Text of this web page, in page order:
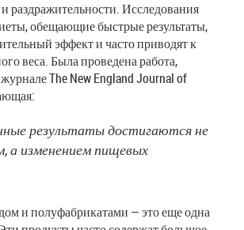
и раздражительности. Исследования
обещающие быстрые результаты,
эффект и часто приводят к
веса. Была проведена работа,
The New England Journal of
результаты достигаются не
а изменением пищевых
и полуфабрикатами — это еще одна